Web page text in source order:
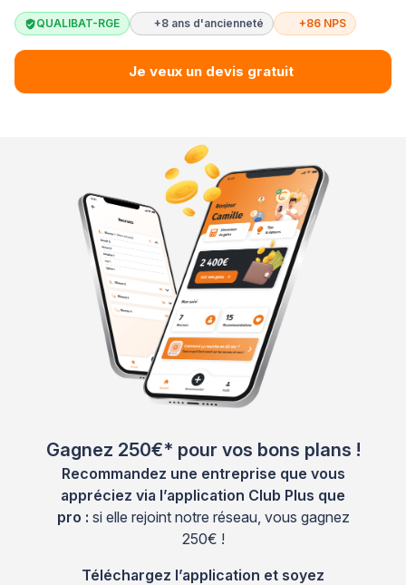
QUALIBAT-RGE +8 ans d'ancienneté +86 NPS
Je veux un devis gratuit
Gagnez 250€* pour vos bons plans !
Recommandez une entreprise que vous
appréciez via l’application Club Plus que
pro : si elle rejoint notre réseau, vous gagnez
250€ !
Téléchargez l’application et soyez